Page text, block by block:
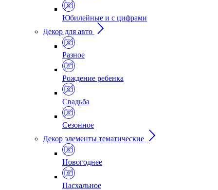
Юбилейные и с цифрами
Декор для авто
Разное
Рождение ребенка
Свадьба
Сезонное
Декор элементы тематические
Новогоднее
Пасхальное